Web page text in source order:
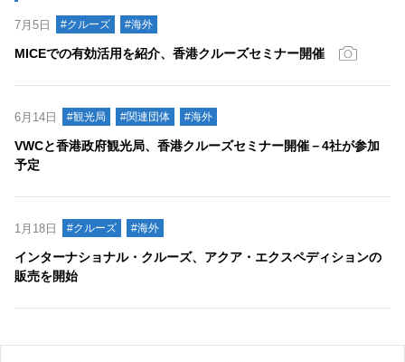
7月5日 #クルーズ #海外
MICEでの有効活用を紹介、香港クルーズセミナー開催
6月14日 #観光局 #関連団体 #海外
VWCと香港政府観光局、香港クルーズセミナー開催－4社が参加
予定
1月18日 #クルーズ #海外
インターナショナル・クルーズ、アクア・エクスペディションの
販売を開始